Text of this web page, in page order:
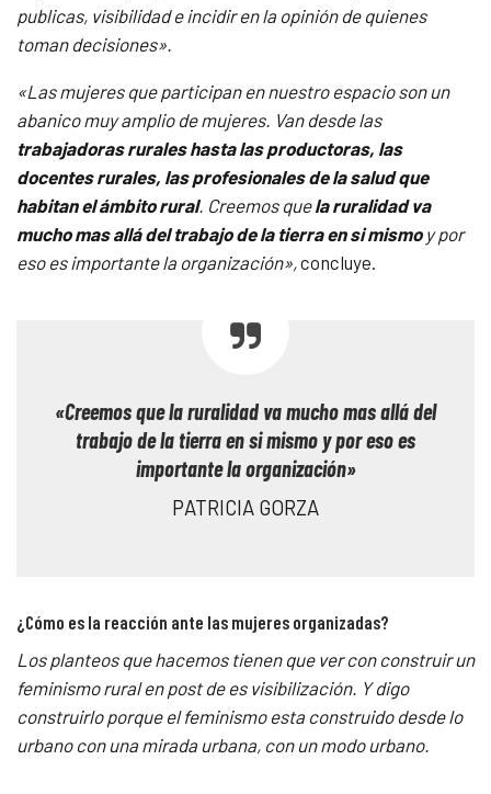
publicas, visibilidad e incidir en la opinión de quienes
toman decisiones».
«Las mujeres que participan en nuestro espacio son un
abanico muy amplio de mujeres. Van desde las
trabajadoras rurales hasta las productoras, las
docentes rurales, las profesionales de la salud que
habitan el ámbito rural. Creemos quela ruralidad va
mucho mas allá del trabajo de la tierra en si mismoy por
eso es importante la organización»,concluye.
«Creemos que la ruralidad va mucho mas allá del
trabajo de la tierra en si mismo ypor eso es
importante la organización»
PATRICIA GORZA
¿Cómo es la reacción ante las mujeres organizadas?
Los planteos que hacemos tienen que ver con construir un
feminismo rural en post de es visibilización. Y digo
construirlo porque el feminismo esta construido desde lo
urbano con una mirada urbana, con un modo urbano.